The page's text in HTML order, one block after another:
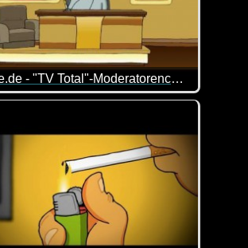
tollpatschig und erleben so einiges.
hatte das schon mal. Aber ich wusste
Ruthe.de - "TV Total"-Moderatorencasting
nur KLASSE!